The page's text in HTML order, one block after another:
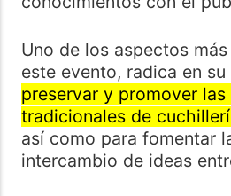
Uno de los aspectos
este evento, radica en
preservar y promover
tradicionales de
así como para fomentar
intercambio de ideas